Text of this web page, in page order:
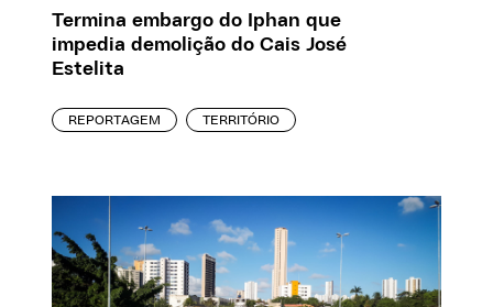
Termina embargo do Iphan que
impedia demolição do Cais José
Estelita
REPORTAGEM TERRITÓRIO